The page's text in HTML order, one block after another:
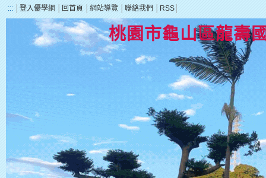
::: 登入優學網 回首頁 網站導覽 聯絡我們 RSS
桃園市龜山區龍壽